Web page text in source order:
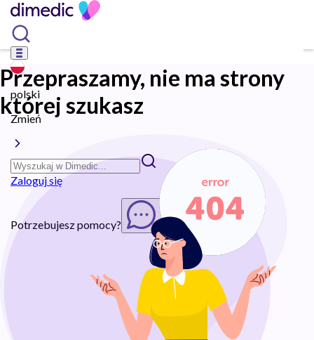
polski
Zmień
Zaloguj się
Potrzebujesz pomocy? Rozpocznij chat
Przepraszamy, nie ma strony
której szukasz